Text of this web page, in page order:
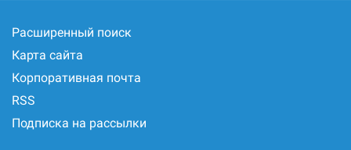
Расширенный поиск
Карта сайта
Корпоративная почта
RSS
Подписка на рассылки